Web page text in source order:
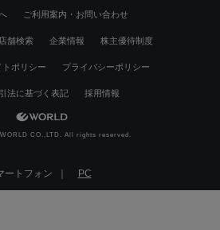
ご利用案内・お問い合わせ
店舗検索 企業情報 株主優待制度
トポリシー プライバシーポリシー
法に基づく表記 採用情報
CO.,LTD. All rights reserved.
ートフォン ｜ PC